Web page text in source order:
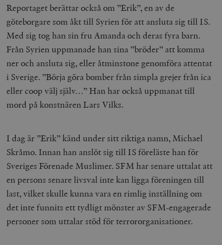
Reportaget berättar också om ”Erik”, en av de
göteborgare som åkt till Syrien för att ansluta sig till IS.
Med sig tog han sin fru Amanda och deras fyra barn.
Från Syrien uppmanade han sina ”bröder” att komma
ner och ansluta sig, eller åtminstone genomföra attentat
i Sverige. ”Börja göra bomber från simpla grejer från ica
eller coop välj själv…” Han har också uppmanat till
mord på konstnären Lars Vilks.
I dag är ”Erik” känd under sitt riktiga namn, Michael
Skråmo. Innan han anslöt sig till IS föreläste han för
Sveriges Förenade Muslimer. SFM har senare uttalat att
en persons senare livsval inte kan ligga föreningen till
last, vilket skulle kunna vara en rimlig inställning om
det inte funnits ett tydligt mönster av SFM-engagerade
personer som uttalar stöd för terrororganisationer.